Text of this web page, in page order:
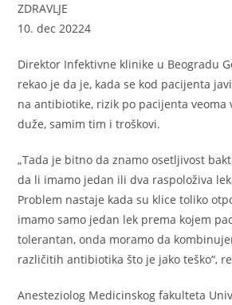
ZDRAVLJE
10. dec 20224
Direktor Infektivne klinike u Beogradu
rekao je da je, kada se kod pacijenta
na antibiotike, rizik po pacijenta veoma
duže, samim tim i troškovi.
„Tada je bitno da znamo osetljivost
da li imamo jedan ili dva raspoloživa
Problem nastaje kada su klice toliko
imamo samo jedan lek prema kojem
tolerantan, onda moramo da
različitih antibiotika što je jako teško“,
Anesteziolog Medicinskog fakulteta